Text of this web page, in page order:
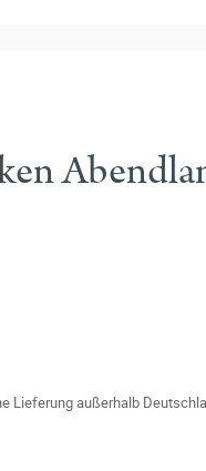
Lieferung außerhalb